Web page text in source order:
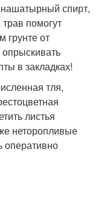
спирт,
помогут
грунте от
в закладках!
тля,
листья
неторопливые
оперативно